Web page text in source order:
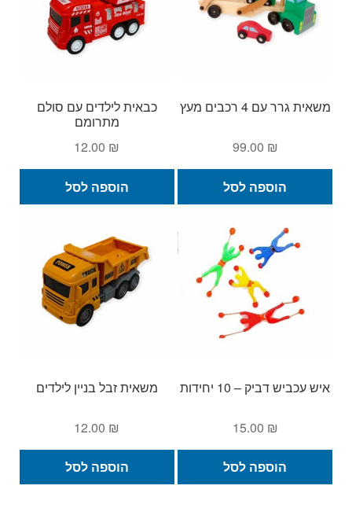
משאית גרר עם 4 רכבים מעץ
99.00 ₪
הוספה לסל
כבאית לילדים עם סולם
מתרומם
12.00 ₪
הוספה לסל
איש עכביש דביק – 10 יחידות
15.00 ₪
הוספה לסל
משאית זבל בניין לילדים
12.00 ₪
הוספה לסל